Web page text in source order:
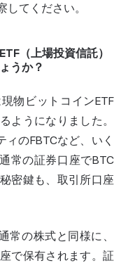
てください。
（上場投資信託）
うか？
物ビットコインETF
ようになりました。
のFBTCなど、いく
常の証券口座でBTC
密鍵も、取引所口座
常の株式と同様に、
で保有されます。証